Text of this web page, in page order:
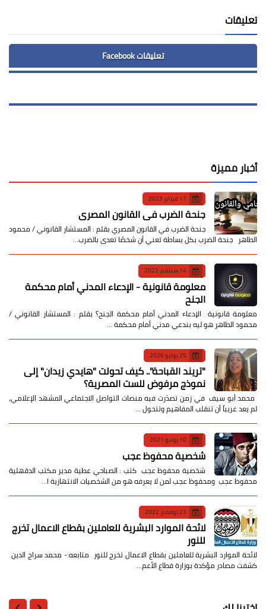
تعليقات
تعليقات Facebook
أخبار مميزة
17 فبراير 2023
جنحة الضرب في القانون المصري
جنحة الضرب في القانون المصري بقلم : المستشار القانوني / محمود
الطاهر جنحة الضرب بكل بساطة تعني أن شخصًا تعدى بالضرب…
14 سبتمبر 2022
معلومة قانونية - الإدعاء المدني أمام محكمة
الجنح
معلومة قانونية الإدعاء المدني أمام محكمة الجنح؟ بقلم : المستشار القانوني /
محمود الطاهر هو ليه بندعي مدني أمام محكمة …
25 يوليو 2026
​"تريند القباحة".. كيف تحولت "هايدي زيدان" إلى
نموذج مرفوض للست المصرية؟
​ محمد أبو سيف ​في زمن تصدّرت فيه منصات التواصل الاجتماعي المشهد الإعلامي،
لم يعد غريباً أن تنقلب المفاهيم وتتحول …
10 يونيو 2021
شخصية محفوظ عجب
شخصية محفوظ عجب كتب : الصباحي عطية مدير مكتب الدقهلية
محفوظ عجب ومحفوظ عجب لمن لا يعرفه هو من الشخصيات الانتهازية ا…
23 نوفمبر 2022
لائحة الموارد البشرية للعاملين بقطاع الاعمال تخرج
للنور
لائحة الموارد البشرية للعاملين بقطاع الاعمال تخرج للنور متابعه:- محمد سراج الدين
كشفت مصادر مؤكدة بوزارة قطاع الأعم…